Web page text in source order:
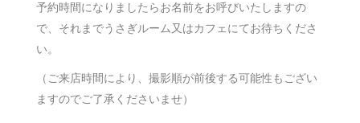
予約時間になりましたらお名前をお呼びいたしますの
で、それまでうさぎルーム又はカフェにてお待ちくださ
い。
（ご来店時間により、撮影順が前後する可能性もござい
ますのでご了承くださいませ）